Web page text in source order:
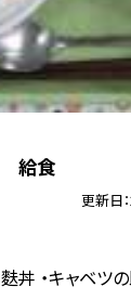
給食
更新日
麩丼 ・キャベ